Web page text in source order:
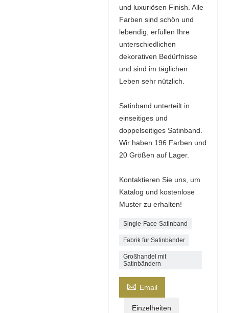
und luxuriösen Finish. Alle
Farben sind schön und
lebendig, erfüllen Ihre
unterschiedlichen
dekorativen Bedürfnisse
und sind im täglichen
Leben sehr nützlich.
Satinband unterteilt in
einseitiges und
doppelseitiges Satinband.
Wir haben 196 Farben und
20 Größen auf Lager.
Kontaktieren Sie uns, um
Katalog und kostenlose
Muster zu erhalten!
Single-Face-Satinband
Fabrik für Satinbänder
Großhandel mit
Satinbändern
 Email
Einzelheiten